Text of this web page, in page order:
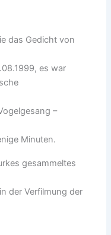
das Gedicht von
es war
–
Minuten.
gesammeltes
der Verfilmung der